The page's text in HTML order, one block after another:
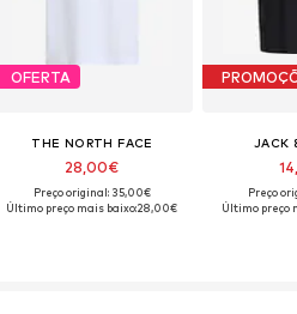
OFERTA
THE NORTH FACE
28,00€
Preço original: 35,00€
Último preço mais baixo:28,00€
JACK
Preço
Último preço